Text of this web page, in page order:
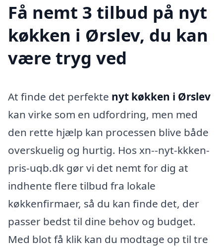
Få nemt 3 tilbud på nyt
køkken i Ørslev, du kan
være tryg ved
At finde det perfekte nyt køkken i Ørslev
kan virke som en udfordring, men med
den rette hjælp kan processen blive både
overskuelig og hurtig. Hos xn--nyt-kkken-
pris-uqb.dk gør vi det nemt for dig at
indhente flere tilbud fra lokale
køkkenfirmaer, så du kan finde det, der
passer bedst til dine behov og budget.
Med blot få klik kan du modtage op til tre